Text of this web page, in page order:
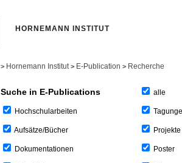
HORNEMANN INSTITUT
> Hornemann Institut > E-Publication > Recherche
Suche in E-Publications
Hochschularbeiten
Aufsätze/Bücher
Dokumentationen
alle
Projekte
Poster